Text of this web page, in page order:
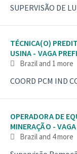
SUPERVISÃO DE
TÉCNICA(O)
USINA - VAGA
Braziland 1 more
COORD PCM IND
OPERADORA DE
Braziland 4 more